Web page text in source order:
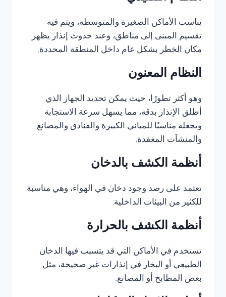
يناسب الأماكن الصغيرة والمتوسطة، ويتم فيه
تقسيم المبنى إلى مناطق، وعند حدوث إنذار يظهر
مكان الخطر بشكل عام داخل المنطقة المحددة.
النظام المعنون
وهو أكثر تطورًا، حيث يمكن تحديد الجهاز الذي
أطلق الإنذار بدقة، مما يسهل سرعة الاستجابة
ويجعله مناسبًا للمباني الكبيرة والفنادق والمصانع
والمنشآت المعقدة.
أنظمة الكشف بالدخان
تعتمد على رصد وجود دخان في الهواء، وهي مناسبة
للكثير من البيئات الداخلية.
أنظمة الكشف بالحرارة
تستخدم في الأماكن التي قد يتسبب فيها الدخان
الطبيعي أو البخار في إنذارات غير صحيحة، مثل
بعض المطابخ أو المصانع.